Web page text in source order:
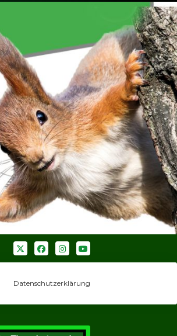
Datenschutzerklärung